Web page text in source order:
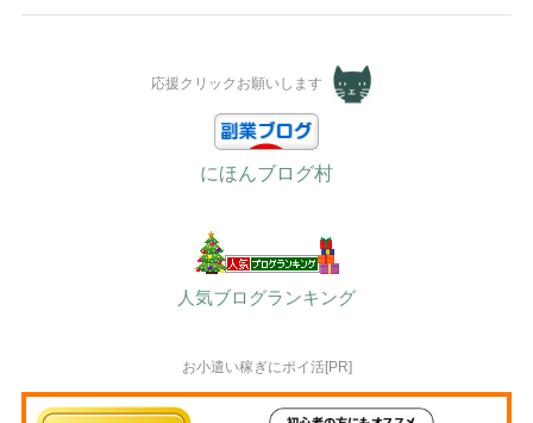
応援クリックお願いします
にほんブログ村
人気ブログランキング
お小遣い稼ぎにポイ活[PR]